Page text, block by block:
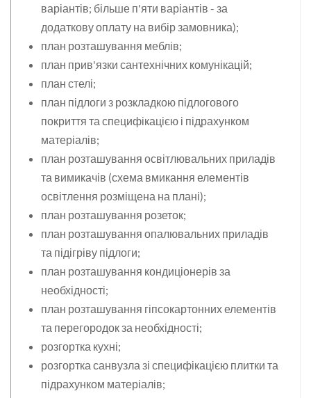
варіантів; більше п'яти варіантів - за
додаткову оплату на вибір замовника);
план розташування меблів;
план прив'язки сантехнічних комунікацій;
план стелі;
план підлоги з розкладкою підлогового
покриття та специфікацією і підрахунком
матеріалів;
план розташування освітлювальних приладів
та вимикачів (схема вмикання елементів
освітлення розміщена на плані);
план розташування розеток;
план розташування опалювальних приладів
та підігріву підлоги;
план розташування кондиціонерів за
необхідності;
план розташування гіпсокартонних елементів
та перегородок за необхідності;
розгортка кухні;
розгортка санвузла зі специфікацією плитки та
підрахунком матеріалів;